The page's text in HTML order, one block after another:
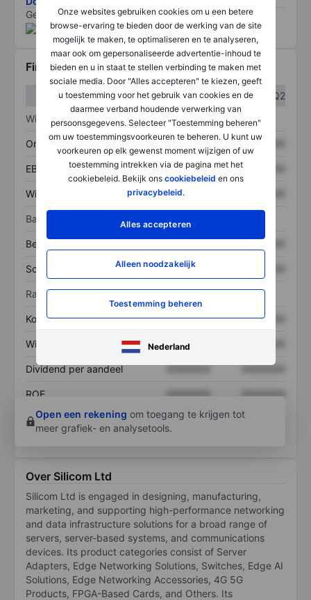
Onze websites gebruiken cookies om u een betere
browse-ervaring te bieden door de werking van de site
mogelijk te maken, te optimaliseren en te analyseren,
maar ook om gepersonaliseerde advertentie-inhoud te
bieden en u in staat te stellen verbinding te maken met
sociale media. Door "Alles accepteren" te kiezen, geeft
u toestemming voor het gebruik van cookies en de
daarmee verband houdende verwerking van
persoonsgegevens. Selecteer "Toestemming beheren"
om uw toestemmingsvoorkeuren te beheren. U kunt uw
voorkeuren op elk gewenst moment wijzigen of uw
toestemming intrekken via de pagina met het
cookiebeleid. Bekijk ons cookiebeleid en ons
privacybeleid.
Alles accepteren
Alleen noodzakelijk
Toestemming beheren
Nederland
Gegevens geleverd door
/
Financiële gegevens
Q1
Q2
Winst/verlies
Omzet XXXXXXX XXXXXXX
EBITDA XXXXXXX XXXXXXX
Winst XXXXXXX
Balans
Bezittingen
Schulden XXXXXXX
Ratio's
Koers/omzetratio XXXXXXX XXXXXXX
Winst per aandeel XXXXXXX
Dividend per aandeel XXXXXXX XXXXXXX
ROE XXXXXXX
XXXXXXX
Open een rekening om toegang te krijgen tot
meer grafiek- en analysetools.
Over Silicom Ltd
Silicom Ltd is engaged in designing, manufacturing,
marketing, and supporting high-performance networking
and data infrastructure solutions for a broad range of
servers, server-based systems, and communications
devices. Its product categories consist of Server
Adapters, Edge Networking Solutions, Switches, Edge AI
Solutions, Edge Networking Accessories, 4G 5G
Products, FPGA-Based Cards, and Others. Its